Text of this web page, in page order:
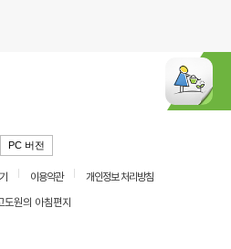
PC 버전
이용약관
개인정보 처리방침
원의 아침편지